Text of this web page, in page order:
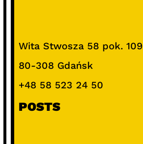
Wita Stwosza 58 pok. 109
80-308 Gdańsk
+48 58 523 24 50
POSTS